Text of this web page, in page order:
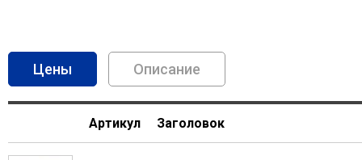
(активная вкладка)
Описание
Артикул Заголовок